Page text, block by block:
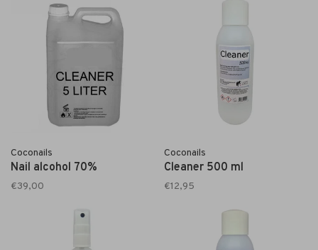
Coconails
Nail alcohol 70%
€39,00
Coconails
Cleaner 500 ml
€12,95